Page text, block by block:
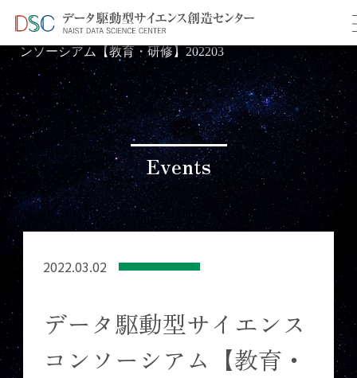
TOP ＞ イベント情報
＞ データ駆動型サイエンスコ
ンソーシアム【教育・研修】202203
Events
2022.03.02
データ駆動型サイエンス
コンソーシアム【教育・